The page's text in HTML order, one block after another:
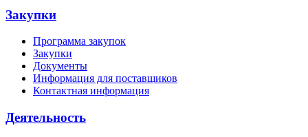
Закупки
Программа закупок
Закупки
Документы
Информация для поставщиков
Контактная информация
Деятельность